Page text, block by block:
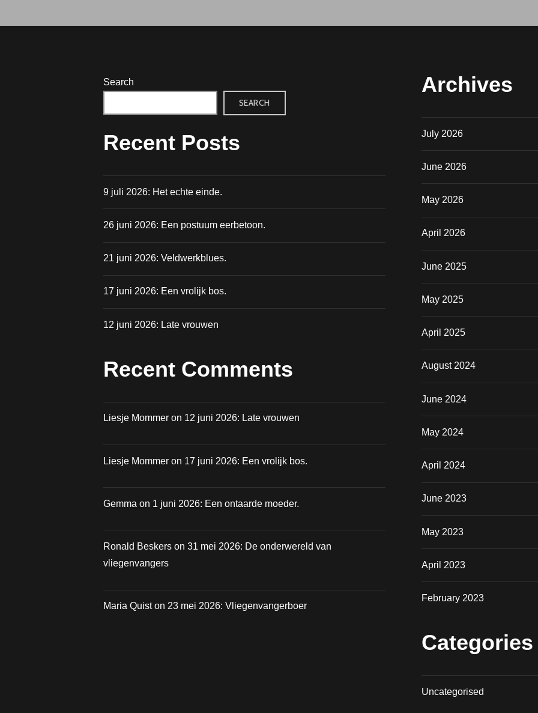
Search
SEARCH
Recent Posts
9 juli 2026: Het echte einde.
26 juni 2026: Een postuum eerbetoon.
21 juni 2026: Veldwerkblues.
17 juni 2026: Een vrolijk bos.
12 juni 2026: Late vrouwen
Recent Comments
Liesje Mommer on 12 juni 2026: Late vrouwen
Liesje Mommer on 17 juni 2026: Een vrolijk bos.
Gemma on 1 juni 2026: Een ontaarde moeder.
Ronald Beskers on 31 mei 2026: De onderwereld van
vliegenvangers
Maria Quiston 23 mei 2026: Vliegenvangerboer
Archives
July 2026
June 2026
May 2026
April 2026
June 2025
May 2025
April 2025
August 2024
June 2024
May 2024
April 2024
June 2023
May 2023
April 2023
February 2023
Categories
Uncategorised